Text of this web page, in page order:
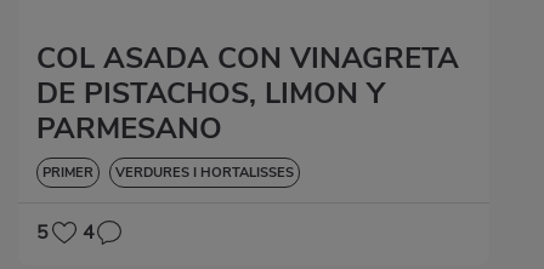
COL ASADA CON VINAGRETA
DE PISTACHOS, LIMON Y
PARMESANO
PRIMER VERDURES I HORTALISSES
5 4